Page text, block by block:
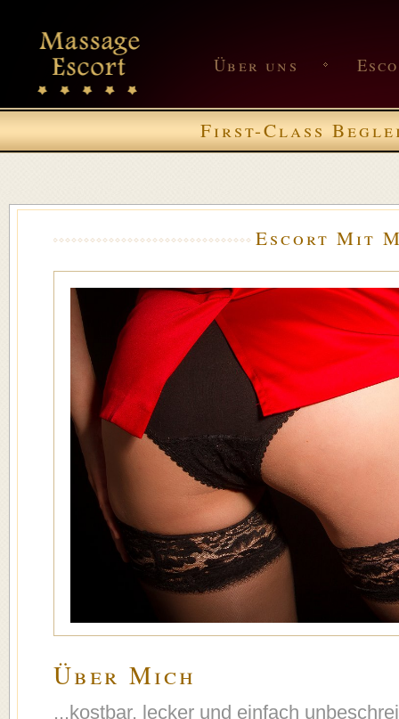
Über uns
First-Class
Escort Mit
Über Mich
...kostbar, lecker und einfach